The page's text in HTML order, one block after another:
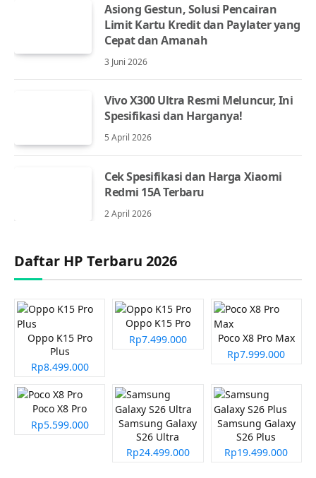
Asiong Gestun, Solusi Pencairan
Limit Kartu Kredit dan Paylater yang
Cepat dan Amanah
3 Juni 2026
Vivo X300 Ultra Resmi Meluncur, Ini
Spesifikasi dan Harganya!
5 April 2026
Cek Spesifikasi dan Harga Xiaomi
Redmi 15A Terbaru
2 April 2026
Daftar HP Terbaru 2026
Oppo K15 Pro
Plus
Rp8.499.000
Oppo K15 Pro
Rp7.499.000
Poco X8 Pro Max
Rp7.999.000
Poco X8 Pro
Rp5.599.000
Samsung Galaxy
S26 Ultra
Rp24.499.000
Samsung Galaxy
S26 Plus
Rp19.499.000